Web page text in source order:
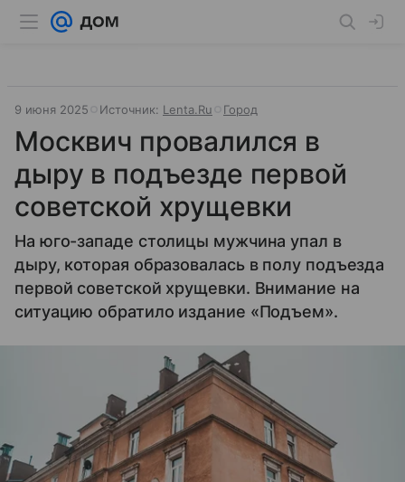
9 июня 2025 Источник: Lenta.Ru Город
Москвич провалился в
дыру в подъезде первой
советской хрущевки
На юго-западе столицы мужчина упал в
дыру, которая образовалась в полу подъезда
первой советской хрущевки. Внимание на
ситуацию обратило издание «Подъем».